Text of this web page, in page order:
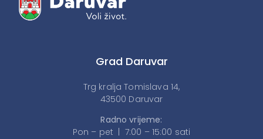
Grad Daruvar
Trg kralja Tomislava 14,
43500 Daruvar
Radno vrijeme:
Pon – pet | 7:00 – 15:00 sati